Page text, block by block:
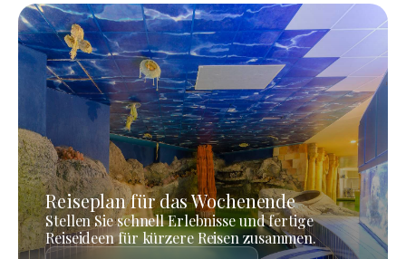
Reiseplan für das Wochenende
Stellen Sie schnell Erlebnisse und fertige
Reiseideen für kürzere Reisen zusammen.